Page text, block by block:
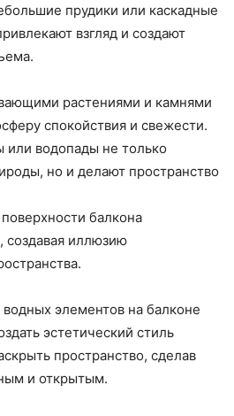
прудики или каскадные
взгляд и создают
растениями и камнями
спокойствия и свежести.
водопады не только
но и делают пространство
балкона
создавая иллюзию
элементов на балконе
эстетический стиль
пространство, сделав
и открытым.